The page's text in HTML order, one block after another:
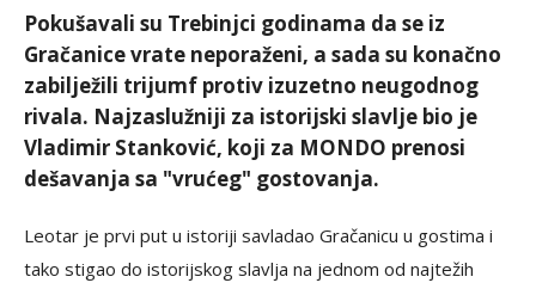
Pokušavali su Trebinjci godinama da se iz
Gračanice vrate neporaženi, a sada su konačno
zabilježili trijumf protiv izuzetno neugodnog
rivala. Najzaslužniji za istorijski slavlje bio je
Vladimir Stanković, koji za MONDO prenosi
dešavanja sa "vrućeg" gostovanja.
Leotar je prvi put u istoriji savladao Gračanicu u gostima i
tako stigao do istorijskog slavlja na jednom od najtežih